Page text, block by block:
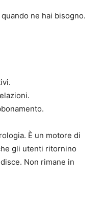
ne hai bisogno.
È un motore di
gli utenti ritornino
Non rimane in